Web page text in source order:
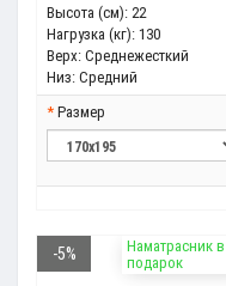
Высота (см): 22
Нагрузка (кг): 130
Верх: Среднежесткий
Низ: Средний
Размер
Наматрасник в
подарок
-5%